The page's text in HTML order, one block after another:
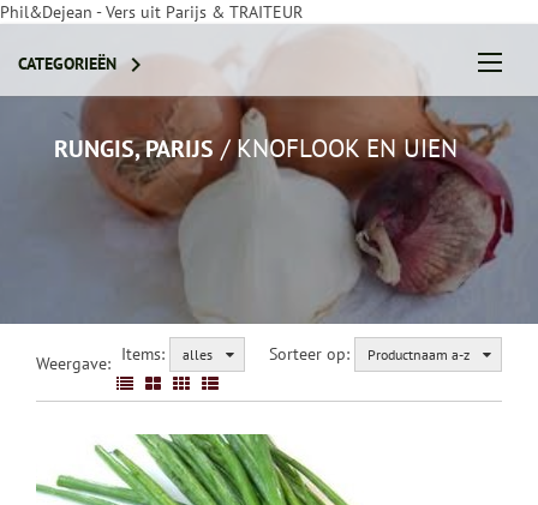
Phil&Dejean - Vers uit Parijs & TRAITEUR
CATEGORIEËN 
STEL JE PAKKET SAMEN
RUNGIS, PARIJS /KNOFLOOK EN UIEN
Sorteer op: Productnaam a-z
Items: alles
Weergave: